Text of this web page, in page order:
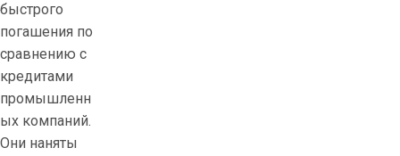
быстрого
погашения по
сравнению с
кредитами
промышленн
ых компаний.
Они наняты